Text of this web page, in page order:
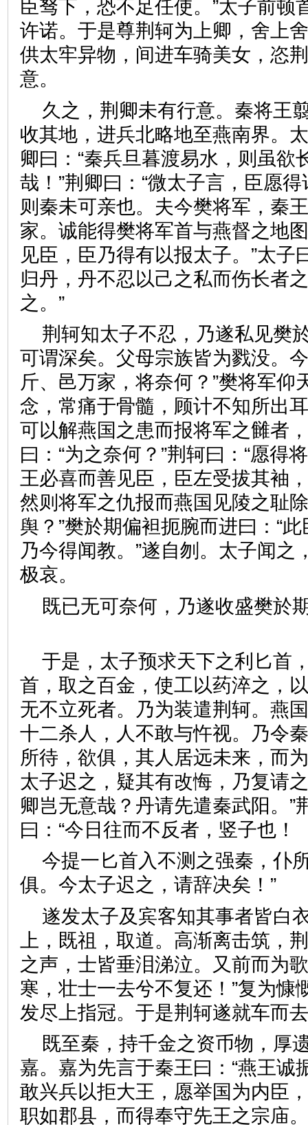
臣驽下，恐不足任使。”太子前顿
许诺。于是尊荆轲为上卿，舍上
供太牢异物，间进车骑美女，恣
意。
久之，荆卿未有行意。秦将王
收其地，进兵北略地至燕南界。
卿曰：“秦兵旦暮渡易水，则虽欲
哉！”荆卿曰：“微太子言，臣愿
则秦未可亲也。夫今樊将军，秦
家。诚能得樊将军首与燕督之地
见臣，臣乃得有以报太子。”太子
归丹，丹不忍以己之私而伤长者
之。”
荆轲知太子不忍，乃遂私见樊
可谓深矣。父母宗族皆为戮没。
斤、邑万家，将奈何？”樊将军仰
念，常痛于骨髓，顾计不知所出
可以解燕国之患而报将军之雠者
曰：“为之奈何？”荆轲曰：“愿得
王必喜而善见臣，臣左受拔其袖
然则将军之仇报而燕国见陵之耻
舆？”樊於期偏袒扼腕而进曰：“
乃今得闻教。”遂自刎。太子闻之
极哀。
既已无可奈何，乃遂收盛樊
于是，太子预求天下之利匕首
首，取之百金，使工以药淬之，
无不立死者。乃为装遣荆轲。燕
十二杀人，人不敢与忤视。乃令
所待，欲俱，其人居远未来，而
太子迟之，疑其有改悔，乃复请
卿岂无意哉？丹请先遣秦武阳。”
曰：“今日往而不反者，竖子
今提一匕首入不测之强秦，仆
俱。今太子迟之，请辞决矣
遂发太子及宾客知其事者皆白
上，既祖，取道。高渐离击筑，
之声，士皆垂泪涕泣。又前而为
寒，壮士一去兮不复还！”复为慷
发尽上指冠。于是荆轲遂就车
既至秦，持千金之资币物，厚
嘉。嘉为先言于秦王曰：“燕王诚
敢兴兵以拒大王，愿举国为内臣
职如郡县，而得奉守先王之宗庙